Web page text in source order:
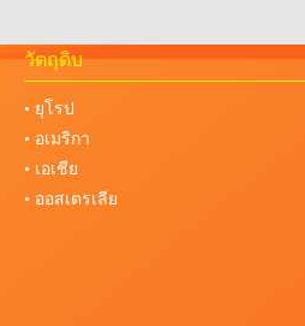
วัตถุดิบ
• ยุโรป
• อเมริกา
• เอเชีย
• ออสเตรเลีย